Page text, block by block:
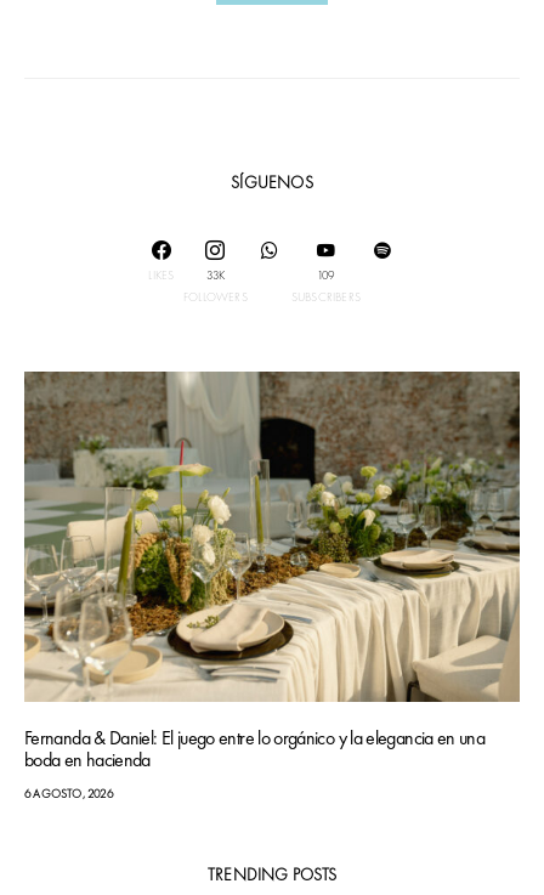
SÍGUENOS
LIKES
33K
FOLLOWERS
109
SUBSCRIBERS
Fernanda & Daniel: El juego entre lo orgánico y la elegancia en una
boda en hacienda
6 AGOSTO, 2026
TRENDING POSTS